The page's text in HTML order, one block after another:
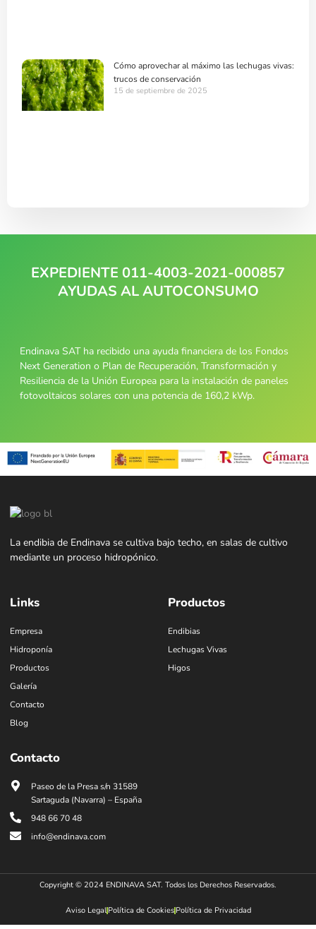
Cómo aprovechar al máximo las lechugas vivas:
trucos de conservación
15 de septiembre de 2025
EXPEDIENTE 011-4003-2021-000857
AYUDAS AL AUTOCONSUMO
Endinava SAT ha recibido una ayuda financiera de los Fondos
Next Generation o Plan de Recuperación, Transformación y
Resiliencia de la Unión Europea para la instalación de paneles
fotovoltaicos solares con una potencia de 160,2 kWp.
La endibia de Endinava se cultiva bajo techo, en salas de cultivo
mediante un proceso hidropónico.
Links
Empresa
Hidroponía
Productos
Galería
Contacto
Blog
Productos
Endibias
Lechugas Vivas
Higos
Contacto
Paseo de la Presa s/n 31589
Sartaguda (Navarra) – España
948 66 70 48
info@endinava.com
Copyright © 2024 ENDINAVA SAT. Todos los Derechos Reservados.
Aviso LegalPolítica de CookiesPolítica de Privacidad